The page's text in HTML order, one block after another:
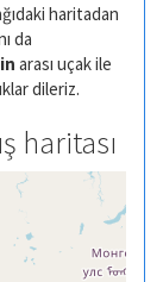
haritadan
da
arası uçak ile
dileriz.
haritası